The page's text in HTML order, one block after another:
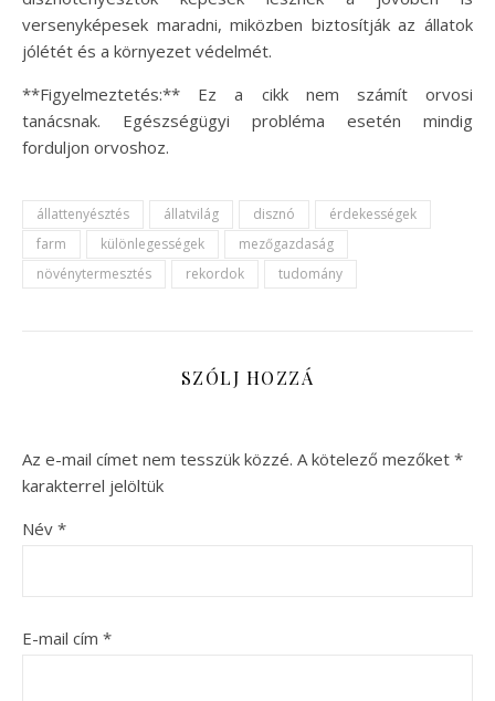
versenyképesek maradni, miközben biztosítják az állatok
jólétét és a környezet védelmét.
**Figyelmeztetés:** Ez a cikk nem számít orvosi
tanácsnak. Egészségügyi probléma esetén mindig
forduljon orvoshoz.
állattenyésztés állatvilág disznó
érdekességek
farm
különlegességek
mezőgazdaság
növénytermesztés
rekordok tudomány
SZÓLJ HOZZÁ
Az e-mail címet nem tesszük közzé. A kötelező mezőket *
karakterrel jelöltük
Név *
E-mail cím *